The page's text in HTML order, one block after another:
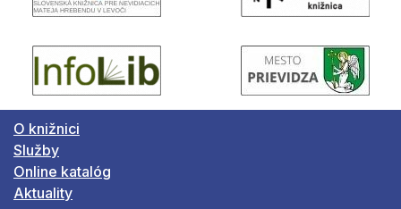
O knižnici
Služby
Online katalóg
Aktuality